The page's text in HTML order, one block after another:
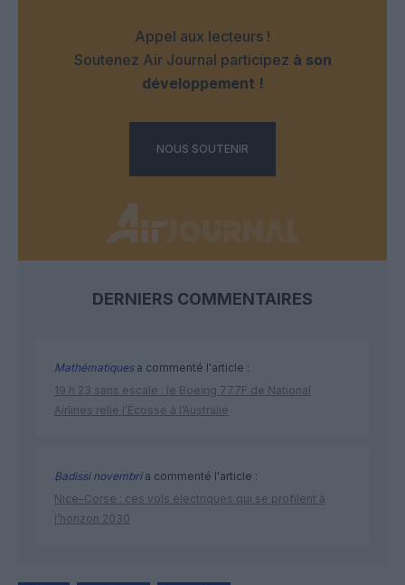
Appel aux lecteurs !
Soutenez Air Journal participez à son
développement !
NOUS SOUTENIR
DERNIERS COMMENTAIRES
Mathématiquesa commenté l'article :
19 h 23 sans escale : le Boeing 777F de National
Airlines relie l’Écosse à l’Australie
Badissi novembria commenté l'article :
Nice–Corse : ces vols électriques qui se profilent à
l’horizon 2030